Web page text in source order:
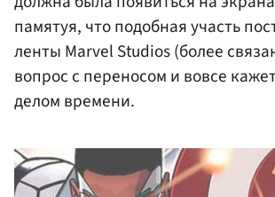
памятуя, что подобная участь
ленты Marvel Studios (более
вопрос с переносом и вовсе
делом времени.